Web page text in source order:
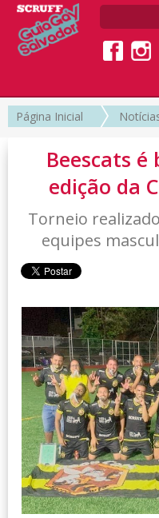
Página Inicial
Beescats é
edição da
Torneio
equipes